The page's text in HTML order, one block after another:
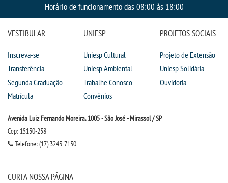
Horário de funcionamento das 08:00 às 18:00
VESTIBULAR
Inscreva-se
Transferência
Segunda Graduação
Matrícula
UNIESP
Uniesp Cultural
Uniesp Ambiental
Trabalhe Conosco
Convênios
PROJETOS SOCIAIS
Projeto de Extensão
Uniesp Solidária
Ouvidoria
Avenida Luiz Fernando Moreira, 1005 - São José - Mirassol / SP
Cep: 15130-258
Telefone: (17) 3243-7150
CURTA NOSSA PÁGINA